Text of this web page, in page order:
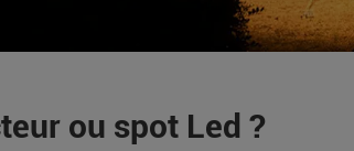
ou spot Led ?